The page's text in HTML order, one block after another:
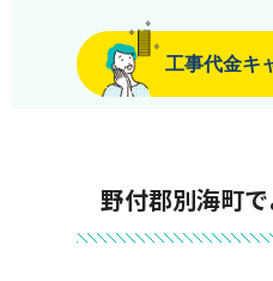
工事代金キ
野付郡別海町